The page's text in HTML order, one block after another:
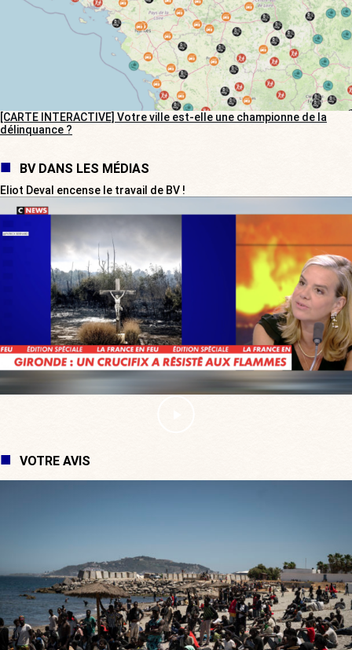
[CARTE INTERACTIVE] Votre ville est-elle une championne de la
délinquance ?
BV DANS LES MÉDIAS
Eliot Deval encense le travail de BV !
VOTRE AVIS